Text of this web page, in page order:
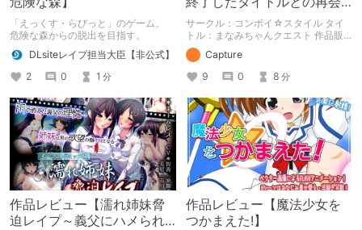
「えっくす・らびっと」のゲーム。
危険な森からの脱出を目指す。
DLsiteレイプ担当大臣【非公式】
2
0 1 分
【アンテナ】
サークル：コンボイ☆スタイル タイ
トル：まなみちゃんクエスト 作品販
売日：2014.06.29（販売終了） 製品
版の販売が終了したタイトルの体験版
を中心に紹介しています。 体験版の
「ネタバレ」を含んだ内容をまとめて
いるので、苦手な方は注意して下さ
い。
Capture
9
0 8 分
作品レビュー【濡れ姉妹脅
迫レイプ～義父にハメられ
作品レビュー【魔法少女を
つかまえた!】